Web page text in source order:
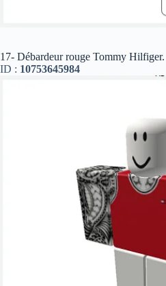
17- Débardeur rouge Tommy Hilfiger.
ID : 10753645984